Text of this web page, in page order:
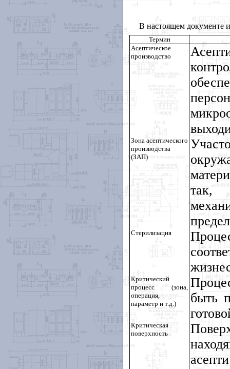
В настоящем документе
Термин
Асептическое
производство
Зона асептического
производства
(ЗАП)
так,
Стерилизация
Критический
процесс (зона,
операция,
параметр и т.д.)
быть
Критическая
поверхность